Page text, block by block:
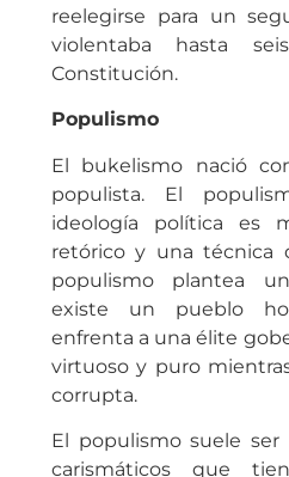
reelegirse para un
violentaba hasta
Constitución.
Populismo
El bukelismo nació
populista. El
ideología política es
retórico y una técnica
populismo plantea
existe un pueblo
enfrenta a una élite
virtuoso y puro
corrupta.
El populismo suele
carismáticos que